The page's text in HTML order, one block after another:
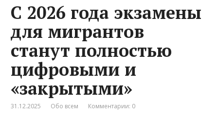
С 2026 года экзамены
для мигрантов
станут полностью
цифровыми и
«закрытыми»
31.12.2025 Обо всем Комментарии: 0